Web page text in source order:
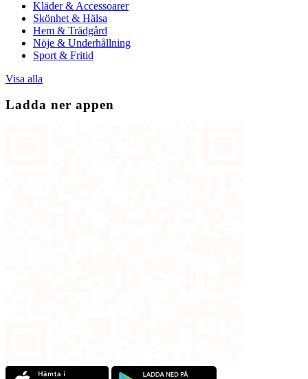
Kläder & Accessoarer
Skönhet & Hälsa
Hem & Trädgård
Nöje & Underhållning
Sport & Fritid
Visa alla
Ladda ner appen